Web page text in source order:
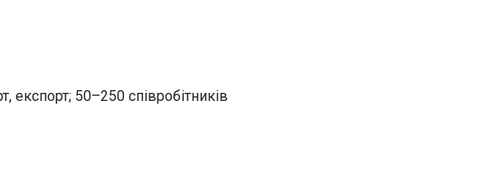
експорт; 50–250 співробітників